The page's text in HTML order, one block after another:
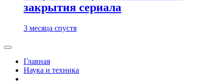
закрытия сериала
3 месяца спустя
Главная
Наука и техника